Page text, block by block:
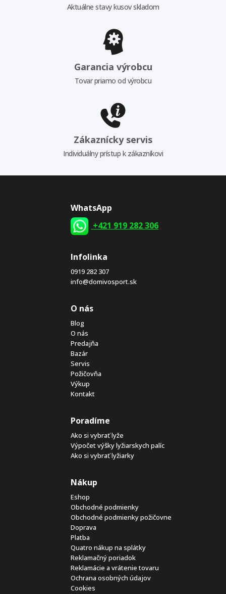
Aktuálne stavy kusov skladom
Garancia výrobcu
Tovar priamo od výrobcu
Zákaznícky servis
Individuálny prístup k zákazníkovi
WhatsApp
+421 919 282 306
Infolinka
0919 282 307
info@domivosport.sk
O nás
Blog
O nás
Predajňa
Bazár
Servis
Požičovňa
Výkup
Kontakt
Poradíme
Ako si vybrať lyže
Výpočet výšky lyžiarskych palíc
Ako si vybrať lyžiarky
Nákup
Eshop
Obchodné podmienky
Obchodné podmienky požičovne
Doprava
Platba
Quatro nákup na splátky
Reklamačný poriadok
Reklamácie a vrátenie tovaru
Ochrana osobných údajov
Cookies